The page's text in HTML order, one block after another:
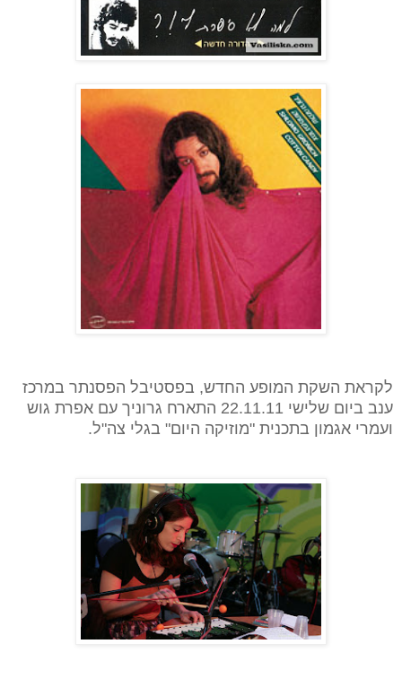
לקראת השקת המופע החדש, בפסטיבל הפסנתר במרכז
ענב ביום שלישי 22.11.11 התארח גרוניך עם אפרת גוש
ועמרי אגמון בתכנית "מוזיקה היום" בגלי צה"ל.